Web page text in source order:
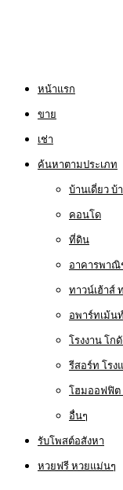
หน้าแรก
ขาย
เช่า
ค้นหาตามประเภท
บ้านเดี่ยว บ้
คอนโด
ที่ดิน
อาคารพาณิ
ทาวน์เฮ้าส์
อพาร์ทเม้น
โรงงาน โก
รีสอร์ท โรง
โฮมออฟฟิต
อื่นๆ
รับโพสต์อสังหา
หวยฟรี หวยแม่นๆ